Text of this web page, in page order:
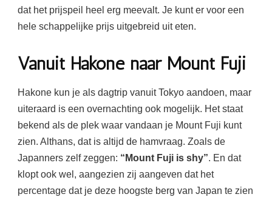
dat het prijspeil heel erg meevalt. Je kunt er voor een
hele schappelijke prijs uitgebreid uit eten.
Vanuit Hakone naar Mount Fuji
Hakone kun je als dagtrip vanuit Tokyo aandoen, maar
uiteraard is een overnachting ook mogelijk. Het staat
bekend als de plek waar vandaan je Mount Fuji kunt
zien. Althans, dat is altijd de hamvraag. Zoals de
Japanners zelf zeggen: “Mount Fuji is shy”. En dat
klopt ook wel, aangezien zij aangeven dat het
percentage dat je deze hoogste berg van Japan te zien